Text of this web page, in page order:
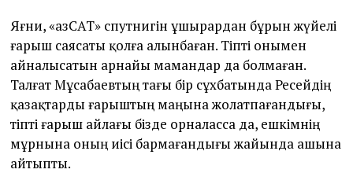
Яғни, «ҚазСАТ» спутнигін ұшырардан бұрын жүйелі
ғарыш саясаты қолға алынбаған. Тіпті онымен
айналысатын арнайы мамандар да болмаған.
Талғат Мұсабаевтың тағы бір сұхбатында Ресейдің
қазақтарды ғарыштың маңына жолатпағандығы,
тіпті ғарыш айлағы бізде орналасса да, ешкімнің
мұрнына оның иісі бармағандығы жайында ашына
айтыпты.